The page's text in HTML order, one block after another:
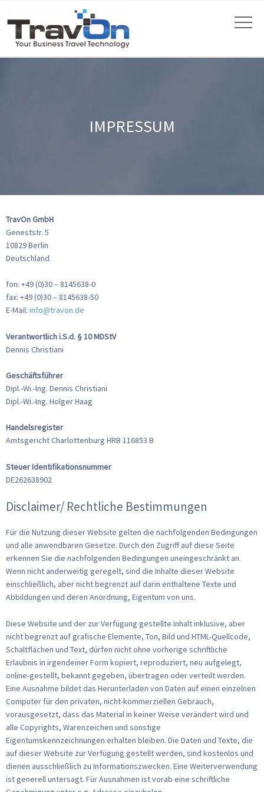
IMPRESSUM
TravOn GmbH
Geneststr. 5
10829 Berlin
Deutschland
fon: +49 (0)30 – 8145638-0
fax: +49 (0)30 – 8145638-50
E-Mail: info@travon.de
Verantwortlich i.S.d. § 10 MDStV
Dennis Christiani
Geschäftsführer
Dipl.-Wi.-Ing. Dennis Christiani
Dipl.-Wi.-Ing. Holger Haag
Handelsregister
Amtsgericht Charlottenburg HRB 116853 B
Steuer Identifikationsnummer
DE262638902
Disclaimer/ Rechtliche Bestimmungen
Für die Nutzung dieser Website gelten die nachfolgenden Bedingungen
und alle anwendbaren Gesetze. Durch den Zugriff auf diese Seite
erkennen Sie die nachfolgenden Bedingungen uneingeschränkt an.
Wenn nicht anderweitig geregelt, sind die Inhalte dieser Website
einschließlich, aber nicht begrenzt auf darin enthaltene Texte und
Abbildungen und deren Anordnung, Eigentum von uns.
Diese Website und der zur Verfügung gestellte Inhalt inklusive, aber
nicht begrenzt auf grafische Elemente, Ton, Bild und HTML-Quellcode,
Schaltflächen und Text, dürfen nicht ohne vorherige schriftliche
Erlaubnis in irgendeiner Form kopiert, reproduziert, neu aufgelegt,
online-gestellt, bekannt gegeben, übertragen oder verteilt werden.
Eine Ausnahme bildet das Herunterladen von Daten auf einen einzelnen
Computer für den privaten, nicht-kommerziellen Gebrauch,
vorausgesetzt, dass das Material in keiner Weise verändert wird und
alle Copyrights, Warenzeichen und sonstige
Eigentumskennzeichnungen erhalten bleiben. Die Daten und Texte, die
auf dieser Website zur Verfügung gestellt werden, sind kostenlos und
dienen ausschließlich zu Informationszwecken. Eine Weiterverwendung
ist generell untersagt. Für Ausnahmen ist vorab eine schriftliche